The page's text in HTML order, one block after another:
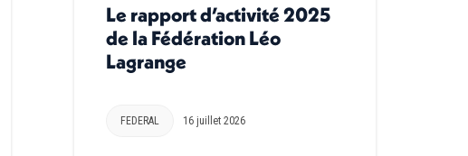
Le rapport d’activité 2025
de la Fédération Léo
Lagrange
FEDERAL 16 juillet 2026